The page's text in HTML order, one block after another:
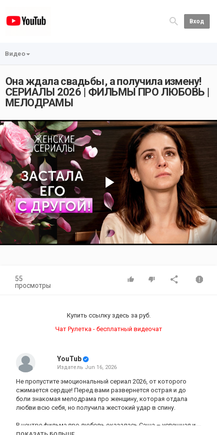
Вход
Видео
Она ждала свадьбы, а получила измену!
СЕРИАЛЫ 2026 | ФИЛЬМЫ ПРО ЛЮБОВЬ |
МЕЛОДРАМЫ
Play
Video
55
просмотры
Купить ссылку здесь за руб.
Чат Рулетка - бесплатный видеочат
YouTub
Издатель Jun 16, 2026
Не пропустите эмоциональный сериал 2026, от которого
сжимается сердце! Перед вами развернется острая и до
боли знакомая мелодрама про женщину, которая отдала
любви всю себя, но получила жестокий удар в спину.
В центре фильма про любовь оказалась Саша – успешная и